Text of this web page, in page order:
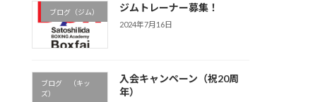
ブログ（ジム） ジムトレーナー募集！
2024年7月16日
ブログ （キッ
ズ）
入会キャンペーン（祝20周
年）